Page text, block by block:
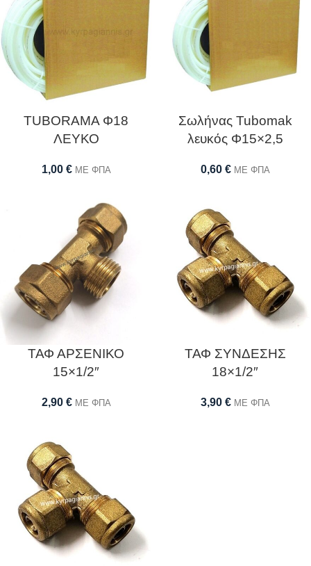
TUBORAMA Φ18
ΛΕΥΚΟ
1,00 € ΜΕ ΦΠΑ
Σωλήνας Tubomak
λευκός Φ15×2,5
0,60 € ΜΕ ΦΠΑ
ΤΑΦ ΑΡΣΕΝΙΚΟ
15×1/2″
2,90 € ΜΕ ΦΠΑ
ΤΑΦ ΣΥΝΔΕΣΗΣ
18×1/2″
3,90 € ΜΕ ΦΠΑ